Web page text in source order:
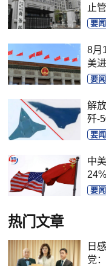
止
要闻
8月
美
要闻
解
歼-
要闻
中
要闻
热门文章
日
党